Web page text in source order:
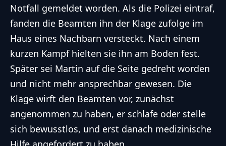
Notfall gemeldet worden. Als die Polizei eintraf,
fanden die Beamten ihn der Klage zufolge im
Haus eines Nachbarn versteckt. Nach einem
kurzen Kampf hielten sie ihn am Boden fest.
Später sei Martin auf die Seite gedreht worden
und nicht mehr ansprechbar gewesen. Die
Klage wirft den Beamten vor, zunächst
angenommen zu haben, er schlafe oder stelle
sich bewusstlos, und erst danach medizinische